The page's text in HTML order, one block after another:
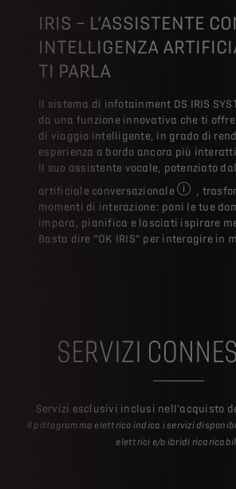
IRIS – L’ASSISTENTE
INTELLIGENZA
TI PARLA​
Il sistema di infotainment DS IRIS
da una funzione innovativa che ti
di viaggio intelligente, in grado di
esperienza a bordo ancora più
Il suo assistente vocale, potenziato
artificiale conversazionale
,
momenti di interazione: poni le tue
impara, pianifica e lasciati ispirare
Basta dire “OK IRIS” per interagire in
SERVIZI
Servizi esclusivi inclusi nell'acquisto
Il pittogramma elettrico indica i servizi
elettrici e/o ibridi